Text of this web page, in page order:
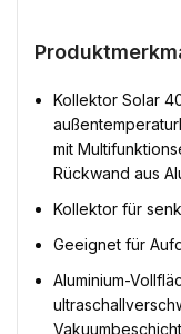
Kollektor Solar
mit
Rückwand aus
Kollektor für
Geeignet für
Aluminium-